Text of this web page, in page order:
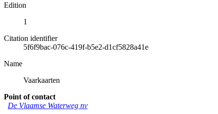
Edition
1
Citation identifier
5f6f9bac-076c-419f-b5e2-d1cf5828a41e
Name
Vaarkaarten
Point of contact
De Vlaamse Waterweg nv